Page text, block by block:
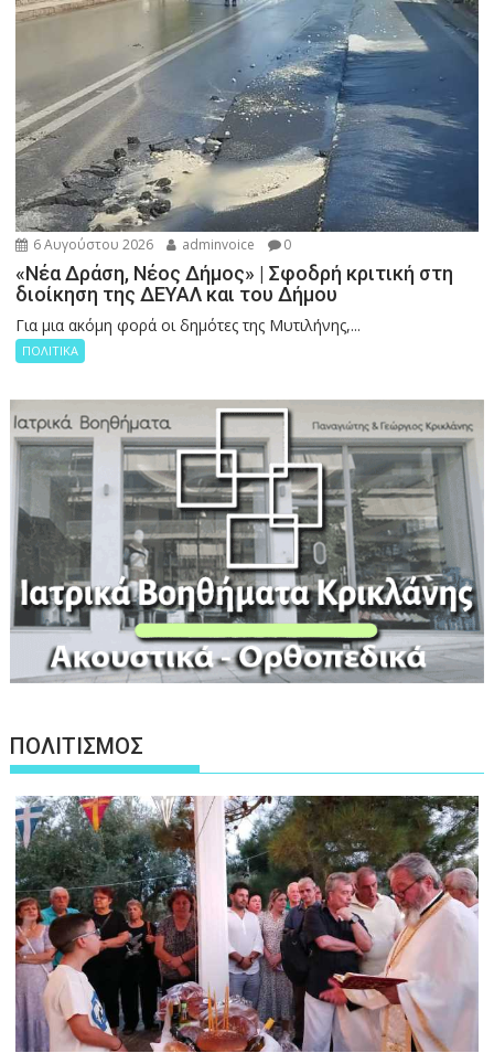
6 Αυγούστου 2026 adminvoice 0
«Νέα Δράση, Νέος Δήμος» | Σφοδρή κριτική στη
διοίκηση της ΔΕΥΑΛ και του Δήμου
Για μια ακόμη φορά οι δημότες της Μυτιλήνης,...
ΠΟΛΙΤΙΚΑ
ΠΟΛΙΤΙΣΜΟΣ